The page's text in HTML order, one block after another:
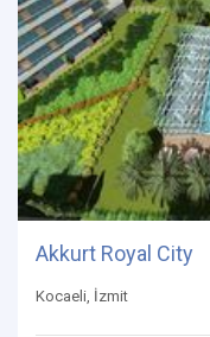
Akkurt Royal City
Kocaeli, İzmit